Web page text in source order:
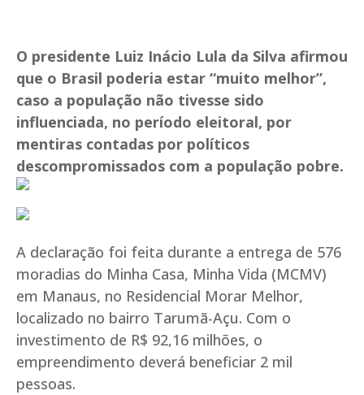
O presidente Luiz Inácio Lula da Silva afirmou
que o Brasil poderia estar “muito melhor”,
caso a população não tivesse sido
influenciada, no período eleitoral, por
mentiras contadas por políticos
descompromissados com a população pobre.
A declaração foi feita durante a entrega de 576
moradias do Minha Casa, Minha Vida (MCMV)
em Manaus, no Residencial Morar Melhor,
localizado no bairro Tarumã-Açu. Com o
investimento de R$ 92,16 milhões, o
empreendimento deverá beneficiar 2 mil
pessoas.